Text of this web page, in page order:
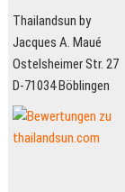
Thailandsun by
Jacques A. Maué
Ostelsheimer Str. 27
D-71034 Böblingen